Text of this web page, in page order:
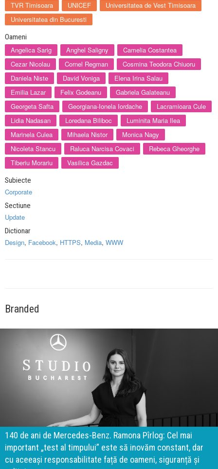
TVR Timisoara
UNICEF
Universitatea de Vest Timisoara
Universitatea din Bucuresti
Oameni
Angelica Sarig Anghel Saligny
Camelia Costantea
Cezar Nicolau
Cornel Regman
Cosmina Teodora Chiuoru
Daniela Niste
David Voniga
Elena Irina Salau
Emilia Lazar
Felix Godeanu
Gabriela Galateanu
Georgeta Safta
Georgiana-Ionela Iordache
Lacramioara Cule
Lidia Nadasan
Loredana Biliboc
Luminita Maria Ilea
Marinela Culea
Mihaela Nistor
Monica Nagy
Nicoleta Stancu
Raluca Narcisa Covaci
Rebeca Gheorghe
Tiberiu Morariu
Vasilica Gazdac
Subiecte
Corporate
Sectiune
Update
Dictionar
Design, Facebook, HTTPS, Media, WWW
Branded
140 de ani de Mercedes-Benz. Ramona Pîrlog: Cel mai
important „test al timpului” este să inovăm constant, dar
cu aceeași responsabilitate față de oameni, siguranță și